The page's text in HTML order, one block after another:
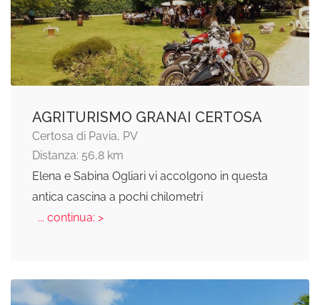
AGRITURISMO GRANAI CERTOSA
Certosa di Pavia, PV
Distanza: 56,8 km
Elena e Sabina Ogliari vi accolgono in questa
antica cascina a pochi chilometri
... continua: >